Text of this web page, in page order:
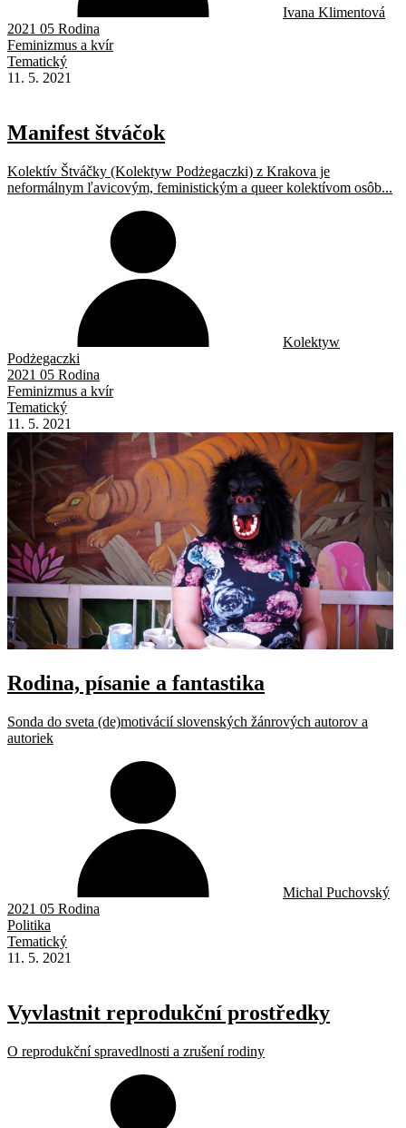
Ivana Klimentová
2021 05 Rodina
Feminizmus a kvír
Tematický
11. 5. 2021
Manifest štváčok
Kolektív Štváčky (Kolektyw Podżegaczki) z Krakova je
neformálnym ľavicovým, feministickým a queer kolektívom osôb...
Kolektyw
Podżegaczki
2021 05 Rodina
Feminizmus a kvír
Tematický
11. 5. 2021
Rodina, písanie a fantastika
Sonda do sveta (de)motivácií slovenských žánrových autorov a
autoriek
Michal Puchovský
2021 05 Rodina
Politika
Tematický
11. 5. 2021
Vyvlastnit reprodukční prostředky
O reprodukční spravedlnosti a zrušení rodiny